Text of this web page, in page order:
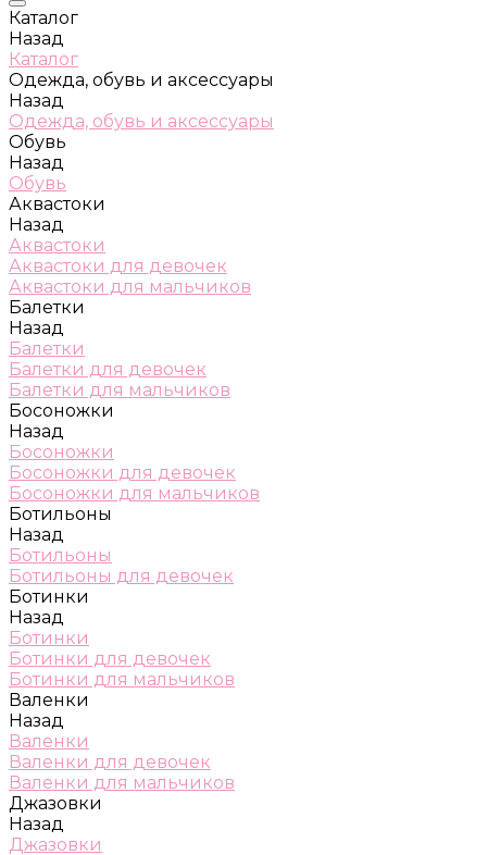
Каталог
Назад
Каталог
Одежда, обувь и аксессуары
Назад
Одежда, обувь и аксессуары
Обувь
Назад
Обувь
Аквастоки
Назад
Аквастоки
Аквастоки для девочек
Аквастоки для мальчиков
Балетки
Назад
Балетки
Балетки для девочек
Балетки для мальчиков
Босоножки
Назад
Босоножки
Босоножки для девочек
Босоножки для мальчиков
Ботильоны
Назад
Ботильоны
Ботильоны для девочек
Ботинки
Назад
Ботинки
Ботинки для девочек
Ботинки для мальчиков
Валенки
Назад
Валенки
Валенки для девочек
Валенки для мальчиков
Джазовки
Назад
Джазовки